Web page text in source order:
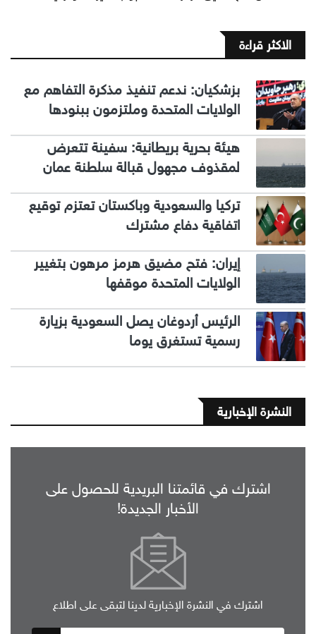
الاكثر قراءة
بزشكيان: ندعم تنفيذ مذكرة التفاهم مع
الولايات المتحدة وملتزمون ببنودها
هيئة بحرية بريطانية: سفينة تتعرض
لمقذوف مجهول قبالة سلطنة عمان
تركيا والسعودية وباكستان تعتزم توقيع
اتفاقية دفاع مشترك
إيران: فتح مضيق هرمز مرهون بتغيير
الولايات المتحدة موقفها
الرئيس أردوغان يصل السعودية بزيارة
رسمية تستغرق يوما
النشرة الإخبارية
اشترك في قائمتنا البريدية للحصول على
الأخبار الجديدة!
اشترك في النشرة الإخبارية لدينا لتبقى على اطلاع